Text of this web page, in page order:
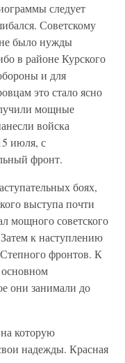
следует
Советскому
было нужды
в районе Курского
и для
это стало ясно
мощные
войска
июля, с
фронт.
боях,
выступа почти
мощного советского
к наступлению
фронтов. К
они занимали до
которую
надежды. Красная